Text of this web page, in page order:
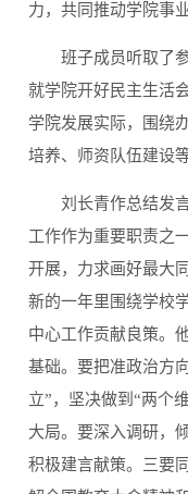
力，共同推动学院事
班子成员听取了
就学院开好民主生活
学院发展实际，围绕
培养、师资队伍建设
刘长青作总结发
工作作为重要职责之
开展，力求画好最大
新的一年里围绕学校
中心工作贡献良策。
基础。要把准政治方
立”，坚决做到“两个
大局。要深入调研，
积极建言献策。三要